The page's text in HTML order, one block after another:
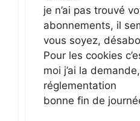
je n’ai pas trouvé
abonnements, il
vous soyez,
Pour les cookies
moi j’ai la
réglementation
bonne fin de